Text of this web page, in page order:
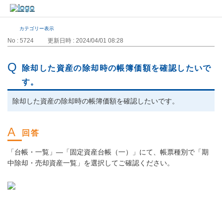
カテゴリー表示
No : 5724 更新日時 : 2024/04/01 08:28
除却した資産の除却時の帳簿価額を確認したいで
す。
除却した資産の除却時の帳簿価額を確認したいです。
「台帳・一覧」―「固定資産台帳（一）」にて、帳票種別で「期
中除却・売却資産一覧」を選択してご確認ください。